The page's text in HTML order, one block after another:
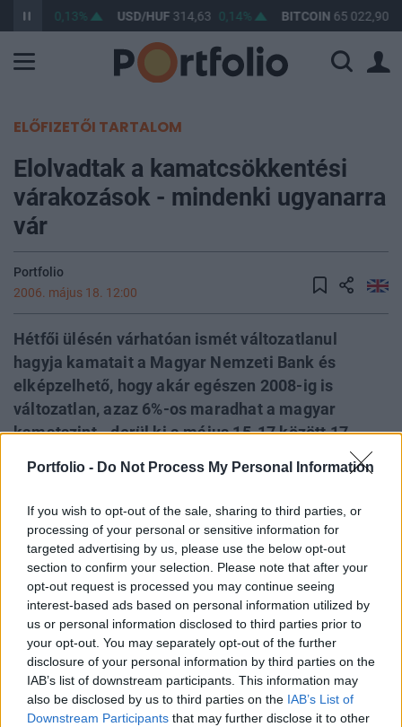
Portfolio - Do Not Process My Personal Information
If you wish to opt-out of the sale, sharing to third parties, or
processing of your personal or sensitive information for
targeted advertising by us, please use the below opt-out
section to confirm your selection. Please note that after your
opt-out request is processed you may continue seeing
interest-based ads based on personal information utilized by
us or personal information disclosed to third parties prior to
your opt-out. You may separately opt-out of the further
disclosure of your personal information by third parties on the
IAB’s list of downstream participants. This information may
also be disclosed by us to third parties on the IAB’s List of
Downstream Participants that may further disclose it to other
363,63 0,13% USD/HUF 314,63 0,14% BITCOIN 65 022,90
ELŐFIZETŐI TARTALOM
Elolvadtak a kamatcsökkentési
várakozások - mindenki ugyanarra
vár
Portfolio
2006. május 18. 12:00
Hétfői ülésén várhatóan ismét változatlanul
hagyja kamatait a Magyar Nemzeti Bank és
elképzelhető, hogy akár egészen 2008-ig is
változatlan, azaz 6%-os maradhat a magyar
kamatszint - derül ki a május 15-17 között 17
résztvevővel készült Reuters elemzői felmérésből.
Az elemzők szerint ugyanakkor jelentős
bizonytalanságot vegyít a gazdasági
várakozásokba, hogy még nem ismertek a
kormány deficitlefaragási terveinek részletei.
Magasabb infláció, de változatlan kamat - akár 2008-ig. A
május már a hetedik hónap, amikor a havi elemzői
felmérés résztvevői teljesen egyöntetűen azt jósolják: a
Monetáris Tanács következő ülésén hat százalék marad a
kereskedelmi bankok számára is irányadó jegybanki
alapkamat. A szakemberek szerint a testület annak ellenére
sem emeli a kamatot, hogy az utóbbi hónapokban...